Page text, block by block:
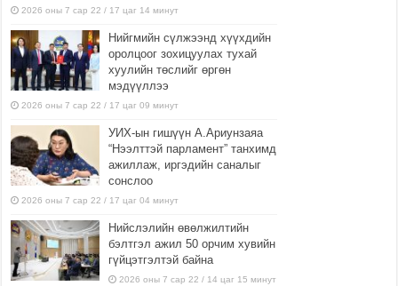
2026 оны 7 сар 22 / 17 цаг 14 минут
Нийгмийн сүлжээнд хүүхдийн
оролцоог зохицуулах тухай
хуулийн төслийг өргөн
мэдүүллээ
2026 оны 7 сар 22 / 17 цаг 09 минут
УИХ-ын гишүүн А.Ариунзаяа
“Нээлттэй парламент” танхимд
ажиллаж, иргэдийн саналыг
сонслоо
2026 оны 7 сар 22 / 17 цаг 04 минут
Нийслэлийн өвөлжилтийн
бэлтгэл ажил 50 орчим хувийн
гүйцэтгэлтэй байна
2026 оны 7 сар 22 / 14 цаг 15 минут